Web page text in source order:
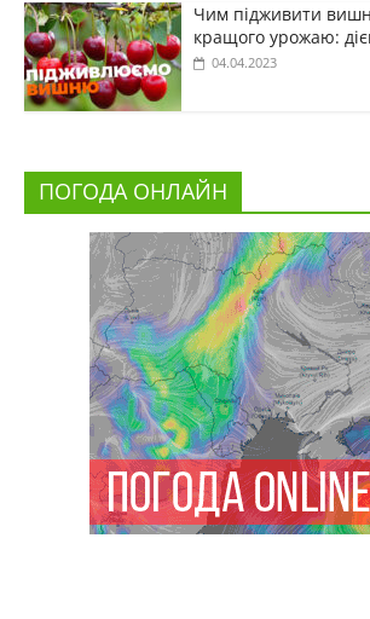
Чим підживити
кращого урожаю:
04.04.2023
ПОГОДА ОНЛАЙН